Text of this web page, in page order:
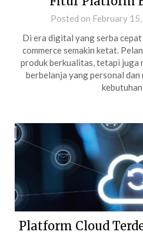
Posted on February
Di era digital yang serba
commerce semakin ketat.
produk berkualitas, tetapi juga
berbelanja yang personal dan
Platform Cloud